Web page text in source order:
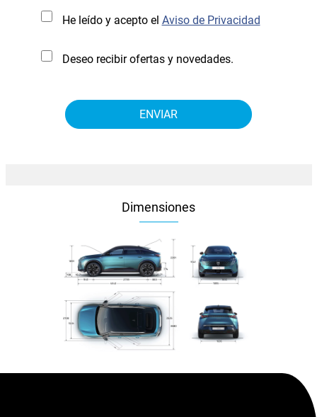
He leído y acepto el Aviso de Privacidad
Deseo recibir ofertas y novedades.
Dimensiones